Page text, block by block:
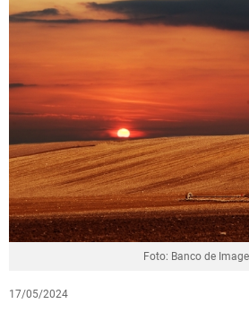
Foto: Banco de
17/05/2024